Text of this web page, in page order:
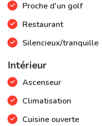
Proche d'un golf
Restaurant
Silencieux/tranquille
Intérieur
Ascenseur
Climatisation
Cuisine ouverte